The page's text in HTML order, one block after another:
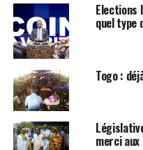
Elections
quel type
Togo :
merci aux